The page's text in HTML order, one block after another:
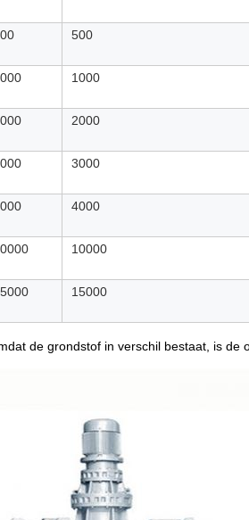
500
1000
2000
3000
4000
10000
15000
de grondstof in verschil bestaat, is de